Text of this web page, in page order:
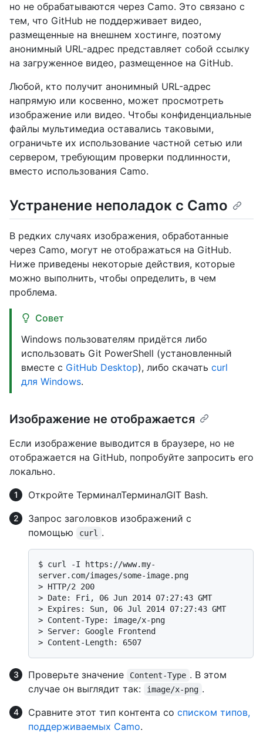
но не обрабатываются через Camo. Это связано с
тем, что GitHub не поддерживает видео,
размещенные на внешнем хостинге, поэтому
анонимный URL-адрес представляет собой ссылку
на загруженное видео, размещенное на GitHub.
Любой, кто получит анонимный URL-адрес
напрямую или косвенно, может просмотреть
изображение или видео. Чтобы конфиденциальные
файлы мультимедиа оставались таковыми,
ограничьте их использование частной сетью или
сервером, требующим проверки подлинности,
вместо использования Camo.
Устранение неполадок с Camo
В редких случаях изображения, обработанные
через Camo, могут не отображаться на GitHub.
Ниже приведены некоторые действия, которые
можно выполнить, чтобы определить, в чем
проблема.
Совет
Windows пользователям придётся либо
использовать Git PowerShell (установленный
вместе с GitHub Desktop), либо скачать curl
для Windows.
Изображение не отображается
Если изображение выводится в браузере, но не
отображается на GitHub, попробуйте запросить его
локально.
Откройте ТерминалТерминалGIT Bash.
Запрос заголовков изображений с
помощью
curl .
$ curl -I https://www.my-
server.com/images/some-image.png
> HTTP/2 200
> Date: Fri, 06 Jun 2014 07:27:43 GMT
> Expires: Sun, 06 Jul 2014 07:27:43 GMT
> Content-Type: image/x-png
> Server: Google Frontend
> Content-Length: 6507
Проверьте значение Content-Type . В этом
случае он выглядит так:
image/x-png .
Сравните этот тип контента со списком типов,
поддерживаемых Camo.